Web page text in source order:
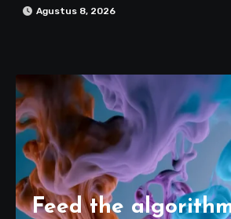
Agustus 8, 2026
Feed the